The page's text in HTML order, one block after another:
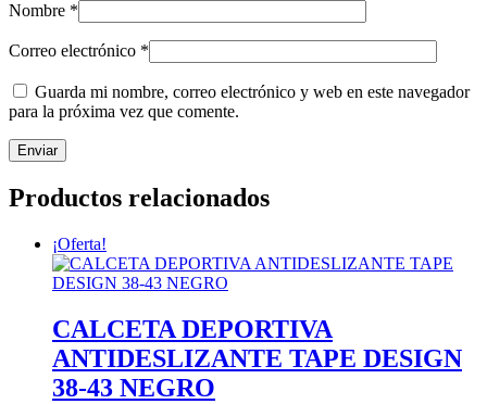
Nombre *
Correo electrónico *
Guarda mi nombre, correo electrónico y web en este navegador
para la próxima vez que comente.
Productos relacionados
¡Oferta!
CALCETA DEPORTIVA
ANTIDESLIZANTE TAPE DESIGN
38-43 NEGRO